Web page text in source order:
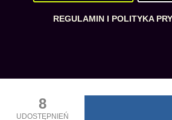
8
UDOSTĘPNIEŃ
REGULAMIN I POLITYKA